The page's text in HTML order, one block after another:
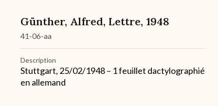
Günther, Alfred, Lettre, 1948
41-06-aa
Description
Stuttgart, 25/02/1948 – 1 feuillet dactylographié
en allemand